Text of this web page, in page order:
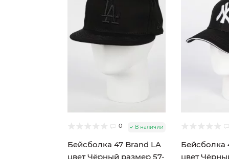
0 В наличии
Бейсболка 47 Brand LA
цвет Чёрный размер 57-
Бейсболка
цвет